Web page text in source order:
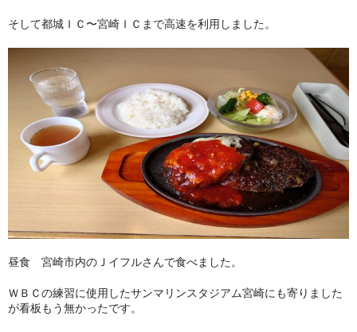
そして都城ＩＣ〜宮崎ＩＣまで高速を利用しました。
昼食 宮崎市内のＪイフルさんで食べました。
ＷＢＣの練習に使用したサンマリンスタジアム宮崎にも寄りました
が看板もう無かったです。